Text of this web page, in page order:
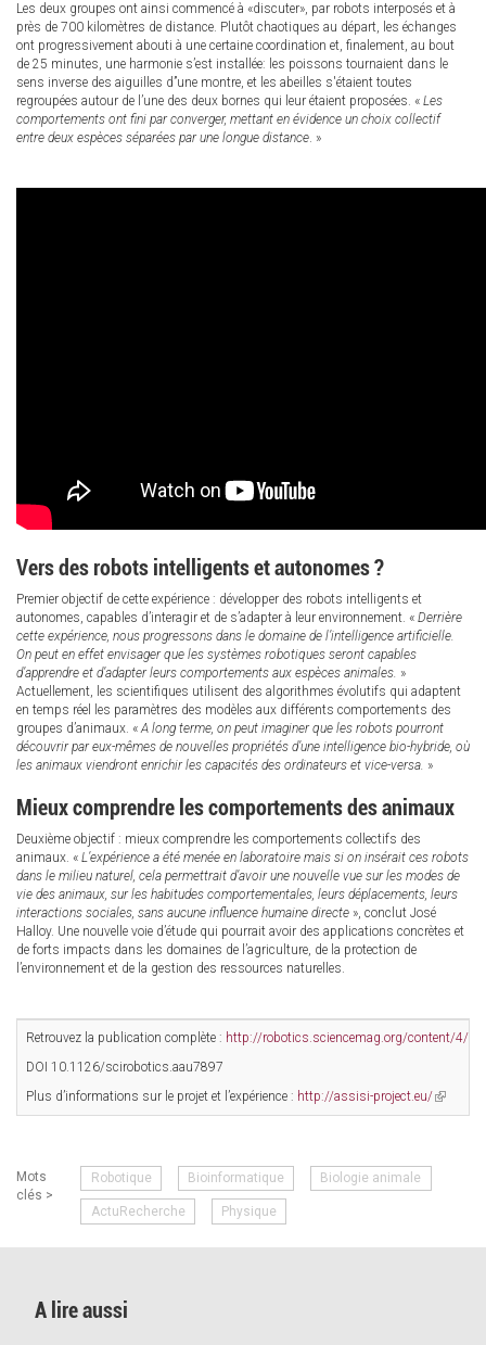
Les deux groupes ont ainsi commencé à «discuter», par robots interposés et à
près de 700 kilomètres de distance. Plutôt chaotiques au départ, les échanges
ont progressivement abouti à une certaine coordination et, finalement, au bout
de 25 minutes, une harmonie s’est installée: les poissons tournaient dans le
sens inverse des aiguilles d’’une montre, et les abeilles s'étaient toutes
regroupées autour de l’une des deux bornes qui leur étaient proposées. « Les
comportements ont fini par converger, mettant en évidence un choix collectif
entre deux espèces séparées par une longue distance. »
Vers des robots intelligents et autonomes ?
Premier objectif de cette expérience : développer des robots intelligents et
autonomes, capables d’interagir et de s’adapter à leur environnement. « Derrière
cette expérience, nous progressons dans le domaine de l’intelligence artificielle.
On peut en effet envisager que les systèmes robotiques seront capables
d’apprendre et d’adapter leurs comportements aux espèces animales. »
Actuellement, les scientifiques utilisent des algorithmes évolutifs qui adaptent
en temps réel les paramètres des modèles aux différents comportements des
groupes d’animaux. «A long terme, on peut imaginer que les robots pourront
découvrir par eux-mêmes de nouvelles propriétés d’une intelligence bio-hybride, où
les animaux viendront enrichir les capacités des ordinateurs et vice-versa. »
Mieux comprendre les comportements des animaux
Deuxième objectif : mieux comprendre les comportements collectifs des
animaux. « L’expérience a été menée en laboratoire mais si on insérait ces robots
dans le milieu naturel, cela permettrait d’avoir une nouvelle vue sur les modes de
vie des animaux, sur les habitudes comportementales, leurs déplacements, leurs
interactions sociales, sans aucune influence humaine directe », conclut José
Halloy. Une nouvelle voie d’étude qui pourrait avoir des applications concrètes et
de forts impacts dans les domaines de l’agriculture, de la protection de
l’environnement et de la gestion des ressources naturelles.
Retrouvez la publication complète : http://robotics.sciencemag.org/content/4/
DOI 10.1126/scirobotics.aau7897
Plus d’informations sur le projet et l’expérience : http://assisi-project.eu/(link
is
Mots
clés >
Robotique Bioinformatique Biologie animale
ActuRecherche Physique
A lire aussi